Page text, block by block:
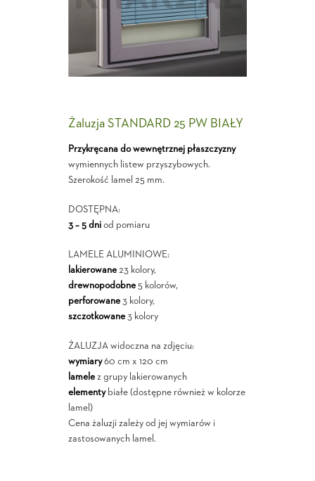
Żaluzja STANDARD 25 PW BIAŁY
Przykręcana do wewnętrznej płaszczyzny
wymiennych listew przyszybowych.
Szerokość lamel 25 mm.
DOSTĘPNA:
3 – 5 dniod pomiaru
LAMELE ALUMINIOWE:
lakierowane23 kolory,
drewnopodobne5 kolorów,
perforowane3 kolory,
szczotkowane3 kolory
ŻALUZJA widoczna na zdjęciu:
wymiary60 cm x 120 cm
lamelez grupy lakierowanych
elementybiałe (dostępne również w kolorze
lamel)
Cena żaluzji zależy od jej wymiarów i
zastosowanych lamel.